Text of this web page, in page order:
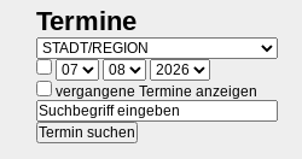
Termine
vergangene Termine anzeigen